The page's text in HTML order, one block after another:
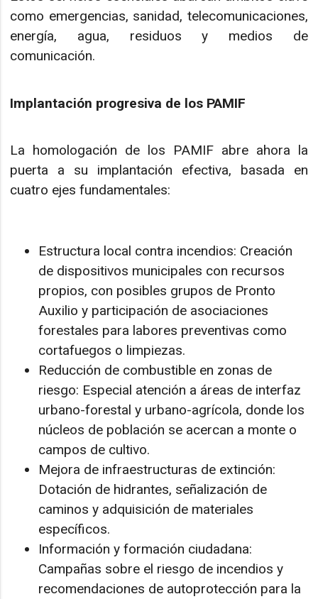
como emergencias, sanidad, telecomunicaciones,
energía, agua, residuos y medios de
comunicación.
Implantación progresiva de los PAMIF
La homologación de los PAMIF abre ahora la
puerta a su implantación efectiva, basada en
cuatro ejes fundamentales:
Estructura local contra incendios: Creación
de dispositivos municipales con recursos
propios, con posibles grupos de Pronto
Auxilio y participación de asociaciones
forestales para labores preventivas como
cortafuegos o limpiezas.
Reducción de combustible en zonas de
riesgo: Especial atención a áreas de interfaz
urbano-forestal y urbano-agrícola, donde los
núcleos de población se acercan a monte o
campos de cultivo.
Mejora de infraestructuras de extinción:
Dotación de hidrantes, señalización de
caminos y adquisición de materiales
específicos.
Información y formación ciudadana:
Campañas sobre el riesgo de incendios y
recomendaciones de autoprotección para la